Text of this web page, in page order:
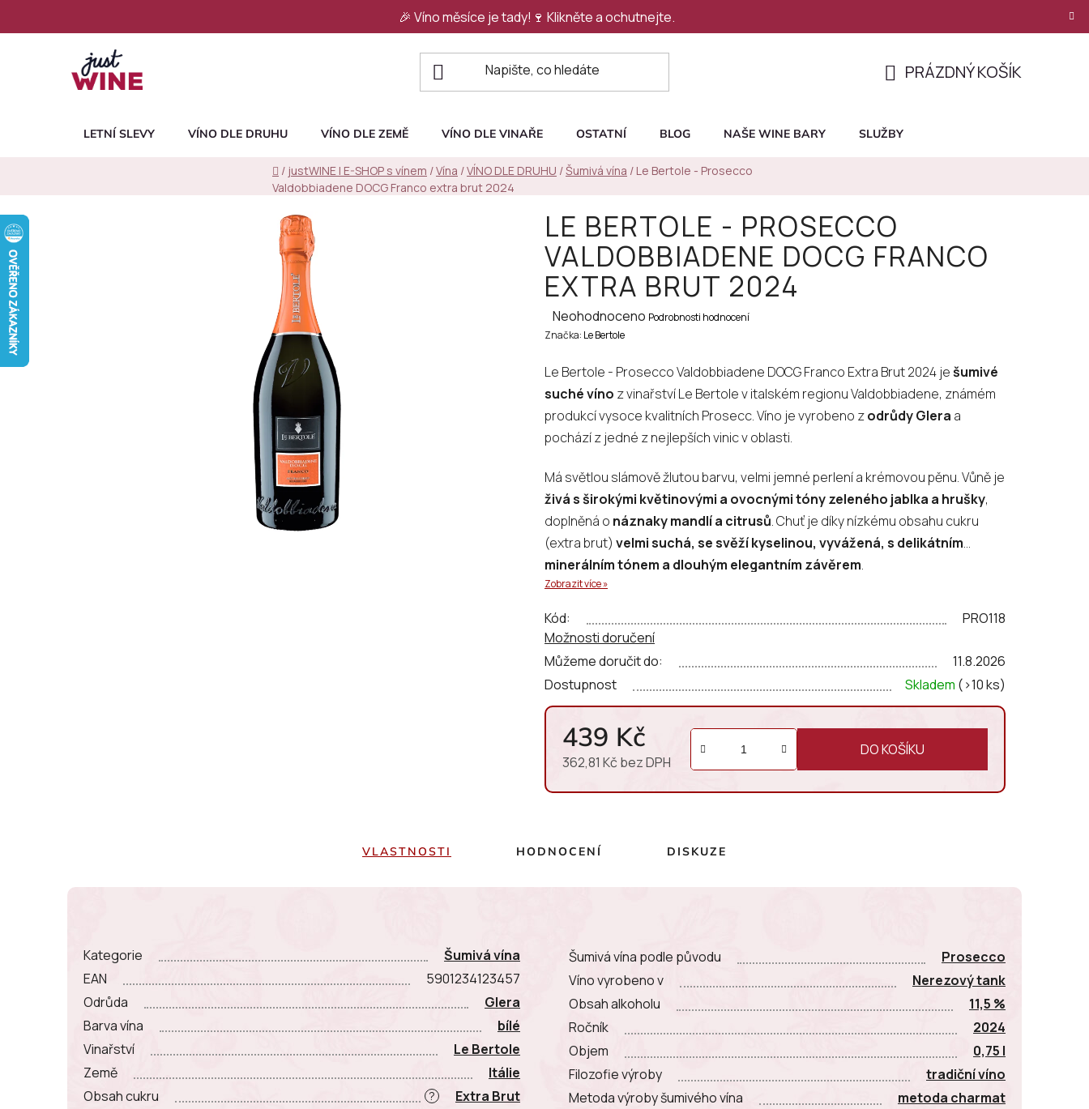
🎉 Víno měsíce je tady!🍷 Klikněte a ochutnejte.
KOŠÍK
PRÁZDNÝ KOŠÍK
LETNÍ SLEVY VÍNO DLE DRUHU VÍNO DLE ZEMĚ VÍNO DLE VINAŘE OSTATNÍ BLOG NAŠE WINE BARY SLUŽBY
Domů
/ justWINE | E-SHOP s vínem /Vína /VÍNO DLE DRUHU /Šumivá vína / Le Bertole - Prosecco
Valdobbiadene DOCG Franco extra brut 2024
LE BERTOLE - PROSECCO
VALDOBBIADENE DOCG FRANCO
EXTRA BRUT 2024
Průměrné
hodnocení
je
0,0
z
5
hvězdiček.
Neohodnoceno Podrobnosti hodnocení
Značka: Le Bertole
Le Bertole - Prosecco Valdobbiadene DOCG Franco Extra Brut 2024 ješumivé
suché víno z vinařství Le Bertole v italském regionu Valdobbiadene, známém
produkcí vysoce kvalitních Prosecc. Víno je vyrobeno zodrůdy Glera a
pochází z jedné z nejlepších vinic v oblasti.
Má světlou slámově žlutou barvu, velmi jemné perlení a krémovou pěnu. Vůně je
živá s širokými květinovými a ovocnými tóny zeleného jablka a hrušky,
doplněná o náznaky mandlí a citrusů. Chuť je díky nízkému obsahu cukru
(extra brut) velmi suchá, se svěží kyselinou, vyvážená, s delikátním
minerálním tónem a dlouhým elegantním závěrem.
Zobrazit více »
Dostupnost Skladem (>10 ks)
Můžeme doručit do: 11.8.2026
Možnosti doručení
Kód: PRO118
439 Kč
362,81 Kč bez DPH
Měrná cena:
DO KOŠÍKU
VLASTNOSTI HODNOCENÍ DISKUZE
Kategorie
Šumivá vína
EAN
5901234123457
Odrůda
Glera
Barva vína
bílé
Vinařství
Le Bertole
Země
Itálie
?
Obsah cukru
Extra Brut
Šumivá vína podle původu
Prosecco
Víno vyrobeno v
Nerezový tank
Obsah alkoholu
11,5 %
Ročník
2024
Objem
0,75 l
Filozofie výroby
tradiční víno
Metoda výroby šumivého vína
metoda charmat